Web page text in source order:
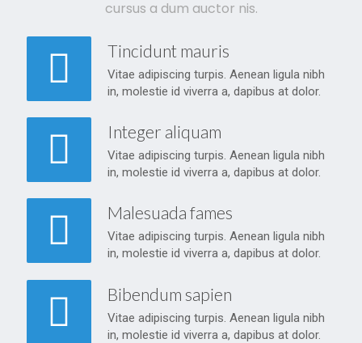
cursus a dum auctor nis.
Tincidunt mauris
Vitae adipiscing turpis. Aenean ligula nibh
in, molestie id viverra a, dapibus at dolor.
Integer aliquam
Vitae adipiscing turpis. Aenean ligula nibh
in, molestie id viverra a, dapibus at dolor.
Malesuada fames
Vitae adipiscing turpis. Aenean ligula nibh
in, molestie id viverra a, dapibus at dolor.
Bibendum sapien
Vitae adipiscing turpis. Aenean ligula nibh
in, molestie id viverra a, dapibus at dolor.